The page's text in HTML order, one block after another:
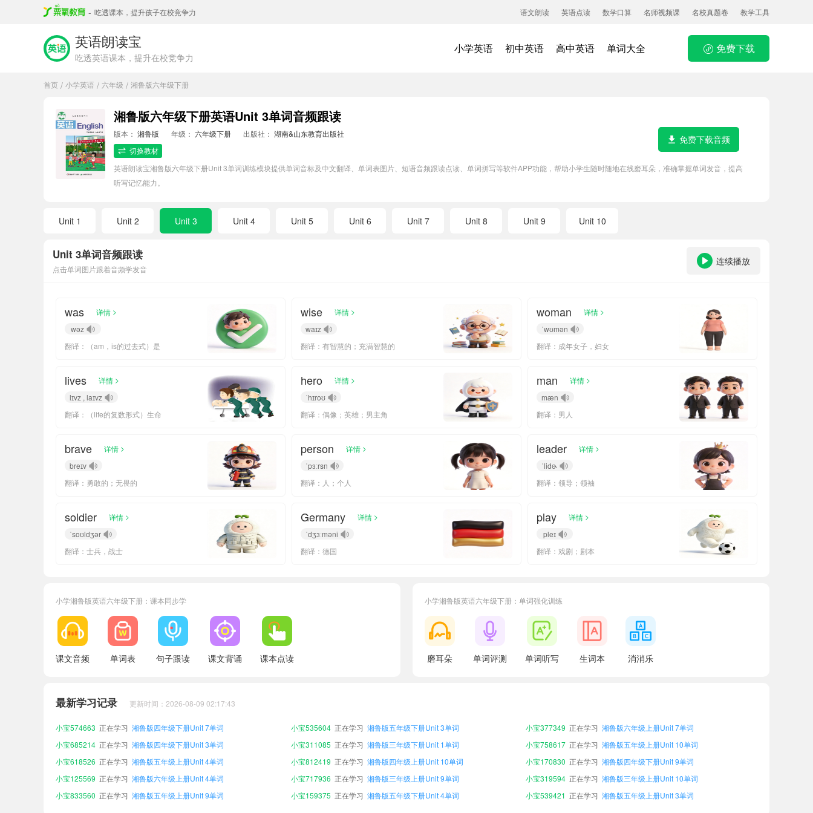
- 吃透课本，提升孩子在校竞争力 语文朗读 英语点读 数学口算 名师视频课 名校真题卷 教学工具
英语朗读宝
吃透英语课本，提升在校竞争力
小学英语 初中英语 高中英语 单词大全 免费下载
首页 / 小学英语 / 六年级 / 湘鲁版六年级下册
湘鲁版六年级下册英语Unit 3单词音频跟读
版本： 湘鲁版 年级： 六年级下册 出版社： 湖南&山东教育出版社
切换教材
英语朗读宝湘鲁版六年级下册Unit 3单词训练模块提供单词音标及中文翻译、单词表图片、短语音频跟读点读、单词拼写等软件APP功能，帮助小学生随时随地在线磨耳朵，准确掌握单词发音，提高
听写记忆能力。
免费下载音频
Unit 1 Unit 2 Unit 3 Unit 4 Unit 5 Unit 6 Unit 7 Unit 8 Unit 9 Unit 10
Unit 3单词音频跟读
点击单词图片跟着音频学发音
连续播放
was 详情 >
wəz
翻译：（am，is的过去式）是
wise 详情 >
waɪz
翻译：有智慧的；充满智慧的
woman 详情 >
ˈwʊmən
翻译：成年女子，妇女
lives 详情 >
lɪvz , laɪvz
翻译：（life的复数形式）生命
hero 详情 >
ˈhɪroʊ
翻译：偶像；英雄；男主角
man 详情 >
mæn
翻译：男人
brave 详情 >
breɪv
翻译：勇敢的；无畏的
person 详情 >
ˈpɜːrsn
翻译：人；个人
leader 详情 >
ˈlidɚ
翻译：领导；领袖
soldier 详情 >
ˈsoʊldʒər
翻译：士兵，战士
Germany 详情 >
ˈdʒɜːməni
翻译：德国
play 详情 >
pleɪ
翻译：戏剧；剧本
小学湘鲁版英语六年级下册：课本同步学
课文音频 单词表 句子跟读 课文背诵 课本点读
小学湘鲁版英语六年级下册：单词强化训练
磨耳朵 单词评测 单词听写 生词本 消消乐
最新学习记录 更新时间：2026-08-09 02:17:43
小宝449746 正在学习 湘鲁版四年级上册Unit 5单词
小宝574663 正在学习 湘鲁版四年级下册Unit 7单词 小宝535604 正在学习 湘鲁版五年级下册Unit 3单词 小宝377349 正在学习 湘鲁版六年级上册Unit 7单词
小宝685214 正在学习 湘鲁版四年级下册Unit 3单词 小宝311085 正在学习 湘鲁版三年级下册Unit 1单词 小宝758617 正在学习 湘鲁版五年级上册Unit 10单词
小宝618526 正在学习 湘鲁版五年级上册Unit 4单词 小宝812419 正在学习 湘鲁版四年级上册Unit 10单词 小宝170830 正在学习 湘鲁版四年级下册Unit 9单词
小宝125569 正在学习 湘鲁版六年级上册Unit 4单词 小宝717936 正在学习 湘鲁版三年级上册Unit 9单词 小宝319594 正在学习 湘鲁版三年级上册Unit 10单词
小宝833560 正在学习 湘鲁版五年级上册Unit 9单词 小宝159375 正在学习 湘鲁版五年级下册Unit 4单词 小宝539421 正在学习 湘鲁版五年级上册Unit 3单词